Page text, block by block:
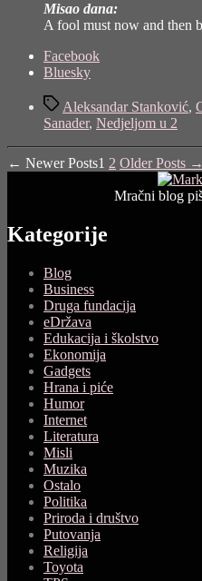
Misao dana:
A fool must now and then
Share
"Ivo
Sanader
IPAK
pokrenuo
Facebook
Bluesky
TagsAleksandar Stanković,
Sanader, Nedjeljom u 2
Posts
← NewerPosts1 2 OlderPosts →
Mračni blog
Kategorije
Blog
Business
Druga fundacija
eDržava
Edukacija i školstvo
Ekonomija
Gadgets
Hrana i piće
Humor
Internet
Literatura
Misli
Muzika
Ostalo
Politika
Priroda i društvo
Putovanja
Religija
Toyota